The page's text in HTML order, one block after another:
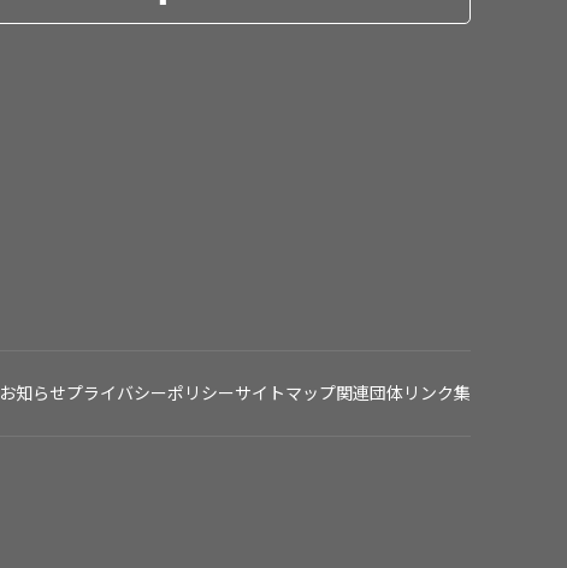
お知らせプライバシーポリシーサイトマップ関連団体リンク集